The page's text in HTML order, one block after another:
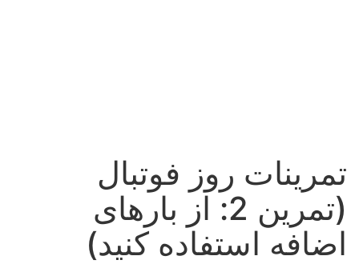
تمرینات روز فوتبال
(تمرین 2: از بارهای
اضافه استفاده کنید)